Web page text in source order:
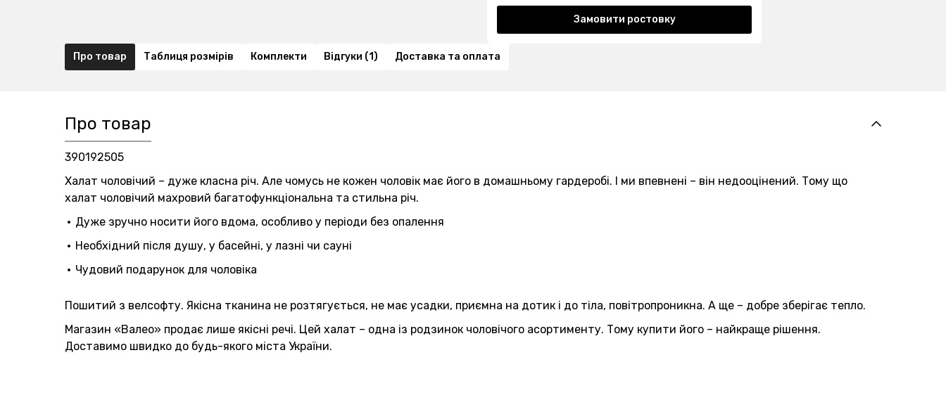
Замовити ростовку
Про товар Таблиця розмірів Комплекти Відгуки (1) Доставка та оплата
Про товар
390192505
Халат чоловічий – дуже класна річ. Але чомусь не кожен чоловік має його в домашньому гардеробі. І ми впевнені – він недооцінений. Тому що
халат чоловічий махровий багатофункціональна та стильна річ.
Дуже зручно носити його вдома, особливо у періоди без опалення
Необхідний після душу, у басейні, у лазні чи сауні
Чудовий подарунок для чоловіка
Пошитий з велсофту. Якісна тканина не розтягується, не має усадки, приємна на дотик і до тіла, повітропроникна. А ще – добре зберігає тепло.
Магазин «Валео» продає лише якісні речі. Цей халат – одна із родзинок чоловічого асортименту. Тому купити його – найкраще рішення.
Доставимо швидко до будь-якого міста України.